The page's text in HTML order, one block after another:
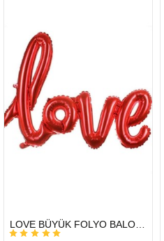
GÖNDERİ